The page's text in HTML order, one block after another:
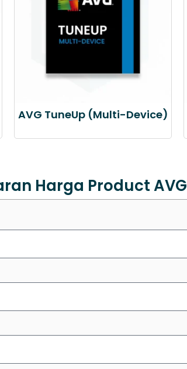
AVG TuneUp (Multi-Device)
Harga Product AVG